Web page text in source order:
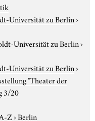
Universität zu Berlin›
Universität zu Berlin›
Universität zu Berlin›
"Theater der
3/20
Z›Berlin